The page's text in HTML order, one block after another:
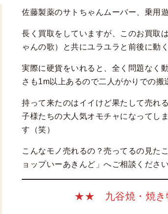
佐藤製薬のサトちゃんムーバー、乗用
長く買取をしていますが、このお買取
ゃんの歌）と共にユラユラと前後に動
実際に硬貨をいれると、全く問題なく
さも1m以上あるので二人がかりでの搬
持って来たのはイイけど果たして売れ
子様たちの大人気オモチャになってし
す（笑）
こんなモノ売れるの？売ってるの見た
ョップいーあきんど」へご相談くださ
★★ 九谷焼・焼き